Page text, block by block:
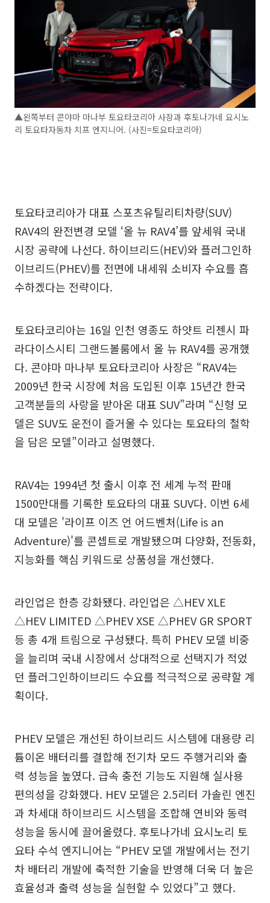
▲왼쪽부터 콘야마 마나부 토요타코리아 사장과 후토나가네 요시노
리 토요타자동차 치프 엔지니어. (사진=토요타코리아)
토요타코리아가 대표 스포츠유틸리티차량(SUV)
RAV4의 완전변경 모델 ‘올 뉴 RAV4’를 앞세워 국내
시장 공략에 나선다. 하이브리드(HEV)와 플러그인하
이브리드(PHEV)를 전면에 내세워 소비자 수요를 흡
수하겠다는 전략이다.
토요타코리아는 16일 인천 영종도 하얏트 리젠시 파
라다이스시티 그랜드볼룸에서 올 뉴 RAV4를 공개했
다. 콘야마 마나부 토요타코리아 사장은 “RAV4는
2009년 한국 시장에 처음 도입된 이후 15년간 한국
고객분들의 사랑을 받아온 대표 SUV”라며 “신형 모
델은 SUV도 운전이 즐거울 수 있다는 토요타의 철학
을 담은 모델”이라고 설명했다.
RAV4는 1994년 첫 출시 이후 전 세계 누적 판매
1500만대를 기록한 토요타의 대표 SUV다. 이번 6세
대 모델은 '라이프 이즈 언 어드벤처(Life is an
Adventure)'를 콘셉트로 개발됐으며 다양화, 전동화,
지능화를 핵심 키워드로 상품성을 개선했다.
라인업은 한층 강화됐다. 라인업은 △HEV XLE
△HEV LIMITED △PHEV XSE △PHEV GR SPORT
등 총 4개 트림으로 구성됐다. 특히 PHEV 모델 비중
을 늘리며 국내 시장에서 상대적으로 선택지가 적었
던 플러그인하이브리드 수요를 적극적으로 공략할 계
획이다.
PHEV 모델은 개선된 하이브리드 시스템에 대용량 리
튬이온 배터리를 결합해 전기차 모드 주행거리와 출
력 성능을 높였다. 급속 충전 기능도 지원해 실사용
편의성을 강화했다. HEV 모델은 2.5리터 가솔린 엔진
과 차세대 하이브리드 시스템을 조합해 연비와 동력
성능을 동시에 끌어올렸다. 후토나가네 요시노리 토
요타 수석 엔지니어는 “PHEV 모델 개발에서는 전기
차 배터리 개발에 축적한 기술을 반영해 더욱 더 높은
효율성과 출력 성능을 실현할 수 있었다”고 했다.